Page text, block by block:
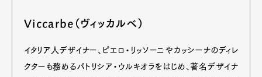
Viccarbe（ヴィッカルベ）
イタリア人デザイナー、ピエロ・リッソーニやカッシーナのディレ
クターも務めるパトリシア・ウルキオラをはじめ、著名デザイナ